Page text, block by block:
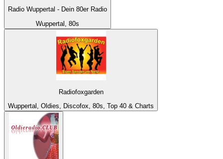
Radio Wuppertal - Dein 80er Radio
Wuppertal, 80s
Radiofoxgarden
Wuppertal, Oldies, Discofox, 80s, Top 40 & Charts